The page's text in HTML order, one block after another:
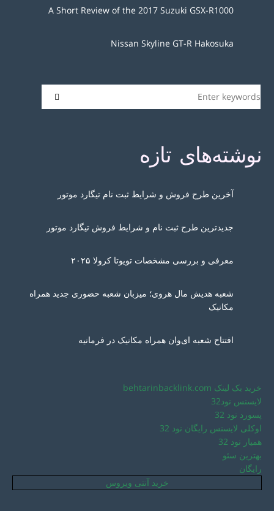
A Short Review of the 2017 Suzuki GSX-R1000
Nissan Skyline GT-R Hakosuka
نوشته‌های تازه
آخرین طرح فروش و شرایط ثبت نام تیگارد موتور
جدیدترین طرح ثبت نام و شرایط فروش تیگارد موتور
معرفی و بررسی مشخصات تویوتا کرولا ۲۰۲۵
شعبه هدیش مال هروی؛ میزبان شعبه حضوری جدید همراه
مکانیک
افتتاح شعبه ای‌وان همراه مکانیک در فرمانیه
خرید بک لینک behtarinbacklink.com
لایسنس نود32
پسورد نود 32
اوکلی لایسنس رایگان نود 32
همیار نود 32
بهترین سئو
رایگان
خرید آنتی ویروس